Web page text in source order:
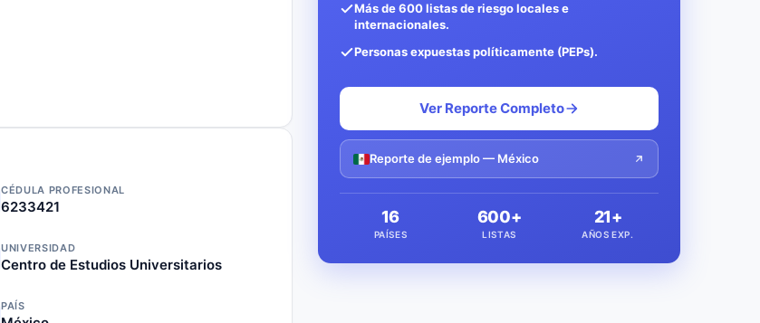
CÉDULA PROFESIONAL
6233421
UNIVERSIDAD
Centro de Estudios Universitarios
PAÍS
Más de 600 listas de riesgo locales e
internacionales.
Personas expuestas políticamente (PEPs).
Ver Reporte Completo
Reporte de ejemplo — México
16
PAÍSES
600+
LISTAS
21+
AÑOS EXP.